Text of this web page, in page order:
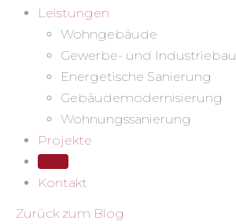
Leistungen
Wohngebäude
Gewerbe- und Industriebau
Energetische Sanierung
Gebäudemodernisierung
Wohnungssanierung
Projekte
Blog
Kontakt
Zurück zum Blog